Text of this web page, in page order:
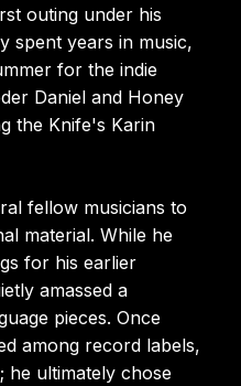
outing under his
spent years in music,
for the indie
Daniel and Honey
the Knife's Karin
fellow musicians to
material. While he
for his earlier
amassed a
pieces. Once
among record labels,
he ultimately chose